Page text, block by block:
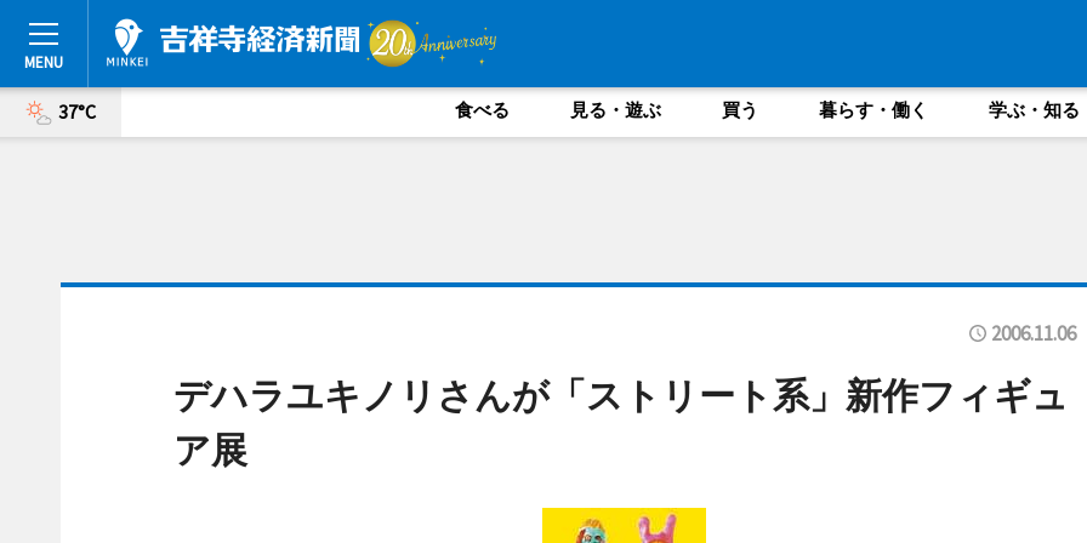
37°C 食べる 見る・遊ぶ 買う 暮らす・働く 学ぶ・知る
2006.11.06
デハラユキノリさんが「ストリート系」新作フィギュ
ア展